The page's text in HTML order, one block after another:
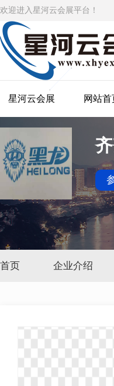
欢迎进入星河云会展平台！
星河云会展 网站首
首页 企业介绍